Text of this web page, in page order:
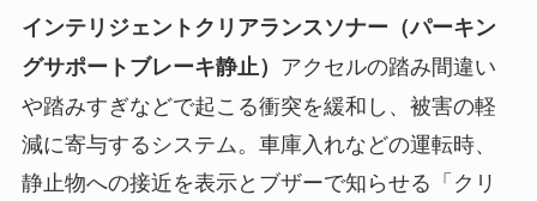
インテリジェントクリアランスソナー（パーキン
グサポートブレーキ静止） アクセルの踏み間違い
や踏みすぎなどで起こる衝突を緩和し、被害の軽
減に寄与するシステム。車庫入れなどの運転時、
静止物への接近を表示とブザーで知らせる「クリ